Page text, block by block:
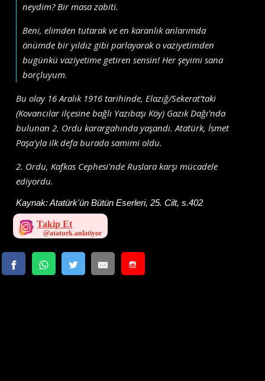
neydim? Bir masa zabiti.
Beni, elimden tutarak ve en karanlık anlarımda
önümde bir yıldız gibi parlayarak o vaziyetimden
bugünkü vaziyetime getiren sensin! Her şeyimi sana
borçluyum.
Bu olay 16 Aralık 1916 tarihinde, Elazığ/Sekerat’taki
(Kovancılar ilçesine bağlı Yazıbaşı Köy) Gazık Dağı’nda
bulunan 2. Ordu karargahında yaşandı. Atatürk, İsmet
Paşa'yla ilk defa burada samimi oldu.
2. Ordu, Kafkas Cephesi'nde Ruslara karşı mücadele
ediyordu.
Kaynak:Atatürk'ün Bütün Eserleri, 25. Cilt, s.402
Takip Et